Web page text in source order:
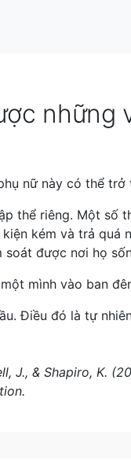
những
nữ này có thể
thể riêng. Một số
kém và trả quá
soát được nơi họ
mình vào ban
Điều đó là tự
J., & Shapiro, K.